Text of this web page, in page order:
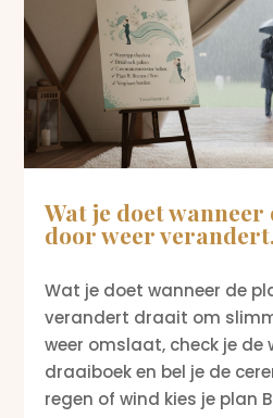
Wat je doet
door weer verandert.
Wat je doet wanneer de
verandert draait om
weer omslaat, check je de
draaiboek en bel je de
regen of wind kies je plan